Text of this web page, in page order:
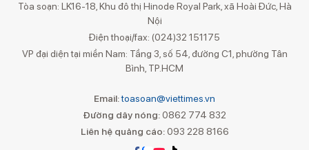
Tòa soạn: LK16-18, Khu đô thị Hinode Royal Park, xã Hoài Đức, Hà
Nội
Điện thoại/fax: (024)32 151175
VP đại diện tại miền Nam: Tầng 3, số 54, đường C1, phường Tân
Bình, TP.HCM
Email:toasoan@viettimes.vn
Đường dây nóng: 0862 774 832
Liên hệ quảng cáo:093 228 8166